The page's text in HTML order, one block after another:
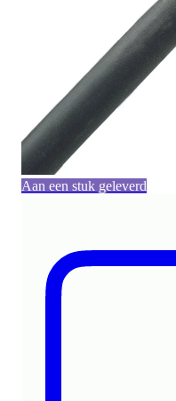
Aan een stuk geleverd